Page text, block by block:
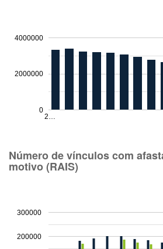
2…
0
2000000
4000000
Número de vínculos com
motivo (RAIS)
200000
300000